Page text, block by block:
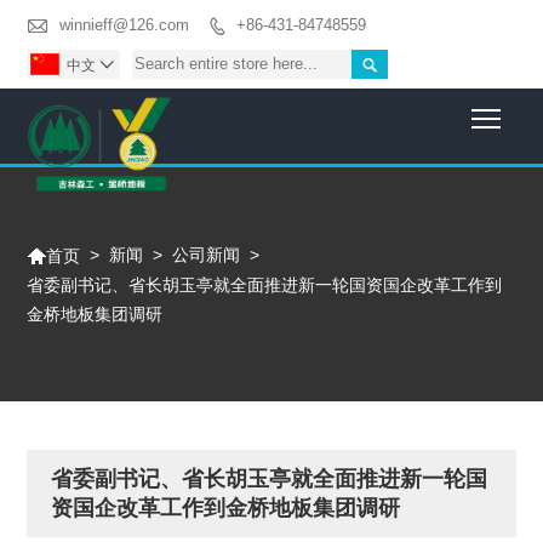
 winnieff@126.com  +86-431-84748559

中文 
首页 > 新闻 > 公司新闻 >
省委副书记、省长胡玉亭就全面推进新一轮国资国企改革工作到
金桥地板集团调研
省委副书记、省长胡玉亭就全面推进新一轮国
资国企改革工作到金桥地板集团调研